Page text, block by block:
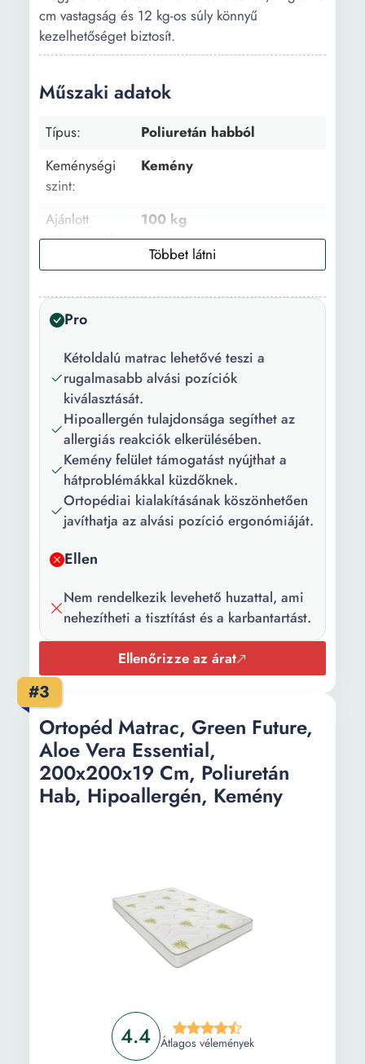
cm vastagság és 12 kg-os súly könnyű
kezelhetőséget biztosít.
Műszaki adatok
Típus:
Poliuretán habból
Keménységi
szint:
Kemény
Ajánlott
súly/személy:
100 kg
Levehető
huzat:
Nem
Huzat anyaga:
Főbb
jellemzők:
Hipoallergén
Megfordítható Ortopédiai
Összeszerelési
állapot:
Hengerelt
Csomag
tartalma:
1 x Matrac
Szín:
Fehér Barna
Készült:
Rétegszám:
Méret (cm):
120 x 200
18 cm
Súly:
Pro
Kétoldalú matrac lehetővé teszi a
rugalmasabb alvási pozíciók
kiválasztását.
Hipoallergén tulajdonsága segíthet az
allergiás reakciók elkerülésében.
Kemény felület támogatást nyújthat a
hátproblémákkal küzdőknek.
Ortopédiai kialakításának köszönhetően
javíthatja az alvási pozíció ergonómiáját.
Ellen
Nem rendelkezik levehető huzattal, ami
nehezítheti a tisztítást és a karbantartást.
Ellenőrizze az árat
#3
4.4 Átlagos vélemények
Ortopéd Matrac, Green Future,
Aloe Vera Essential,
200x200x19 Cm, Poliuretán
Hab, Hipoallergén, Kemény